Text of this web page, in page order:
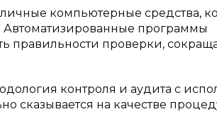
компьютерные средства,
Автоматизированные программы
правильности проверки,
контроля и аудита с
сказывается на качестве